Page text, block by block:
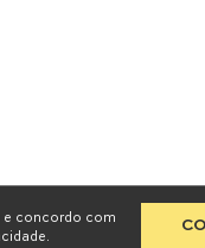
e concordo com
.